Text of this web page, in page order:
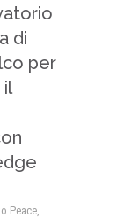
di
per
Peace,